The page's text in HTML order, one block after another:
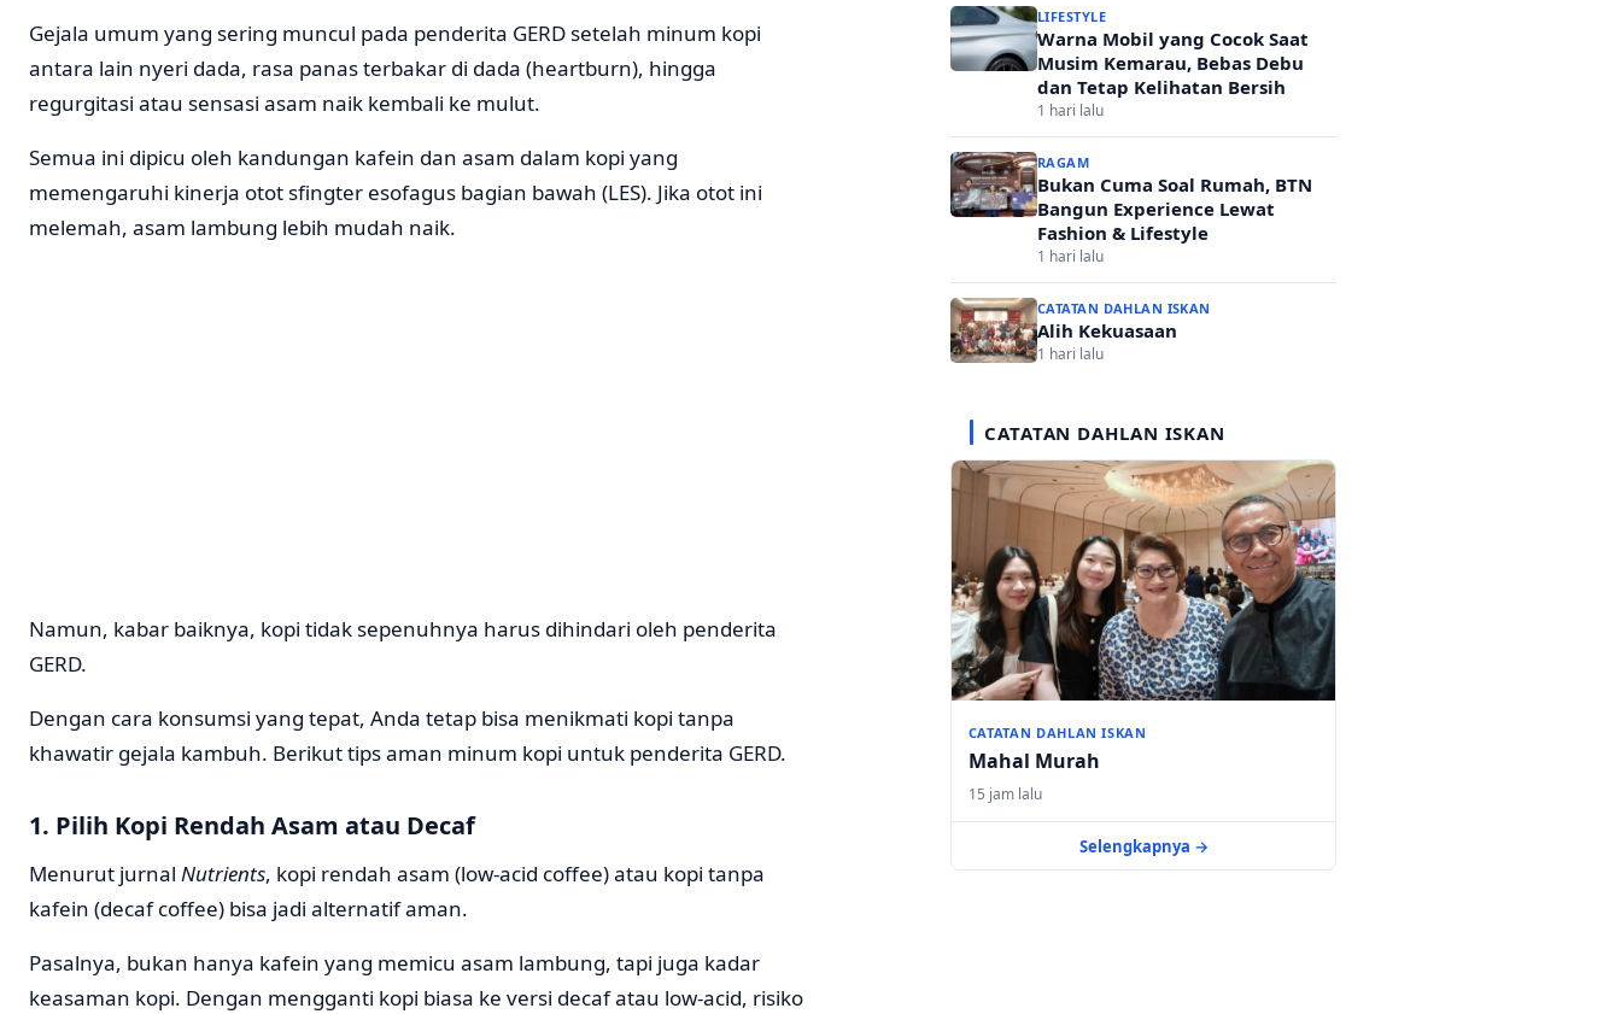
Gejala umum yang sering muncul pada penderita GERD setelah minum kopi
antara lain nyeri dada, rasa panas terbakar di dada (heartburn), hingga
regurgitasi atau sensasi asam naik kembali ke mulut.
Semua ini dipicu oleh kandungan kafein dan asam dalam kopi yang
memengaruhi kinerja otot sfingter esofagus bagian bawah (LES). Jika otot ini
melemah, asam lambung lebih mudah naik.
Namun, kabar baiknya, kopi tidak sepenuhnya harus dihindari oleh penderita
GERD.
Dengan cara konsumsi yang tepat, Anda tetap bisa menikmati kopi tanpa
khawatir gejala kambuh. Berikut tips aman minum kopi untuk penderita GERD.
1. Pilih Kopi Rendah Asam atau Decaf
Menurut jurnal Nutrients, kopi rendah asam (low-acid coffee) atau kopi tanpa
kafein (decaf coffee) bisa jadi alternatif aman.
Pasalnya, bukan hanya kafein yang memicu asam lambung, tapi juga kadar
keasaman kopi. Dengan mengganti kopi biasa ke versi decaf atau low-acid, risiko
LIFESTYLE
Warna Mobil yang Cocok Saat
Musim Kemarau, Bebas Debu
dan Tetap Kelihatan Bersih
1 hari lalu
RAGAM
Bukan Cuma Soal Rumah, BTN
Bangun Experience Lewat
Fashion & Lifestyle
1 hari lalu
CATATAN DAHLAN ISKAN
Alih Kekuasaan
1 hari lalu
CATATAN DAHLAN ISKAN
CATATAN DAHLAN ISKAN
Mahal Murah
15 jam lalu
Selengkapnya →